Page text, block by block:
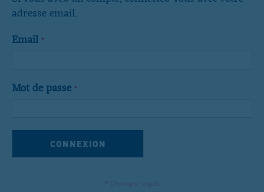
adresse email.
Email
Mot de passe
CONNEXION